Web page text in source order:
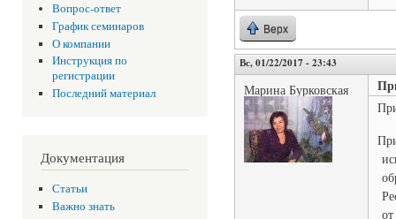
Вопрос-ответ
График семинаров
О компании
Инструкция по
регистрации
Последний материал
Документация
Статьи
Важно знать
Верх
Вс, 01/22/2017 - 23:43
Марина Бурковская